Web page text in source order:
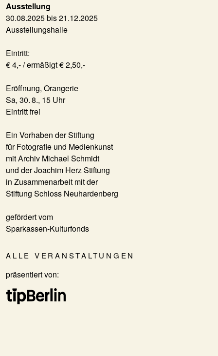
Ausstellung
30.08.2025 bis 21.12.2025
Ausstellungshalle
Eintritt:
€ 4,- / ermäßigt € 2,50,-
Eröffnung, Orangerie
Sa, 30. 8., 15 Uhr
Eintritt frei
Ein Vorhaben der Stiftung
für Fotografie und Medienkunst
mit Archiv Michael Schmidt
und der Joachim Herz Stiftung
in Zusammenarbeit mit der
Stiftung Schloss Neuhardenberg
gefördert vom
Sparkassen-Kulturfonds
ALLE VERANSTALTUNGEN
präsentiert von: